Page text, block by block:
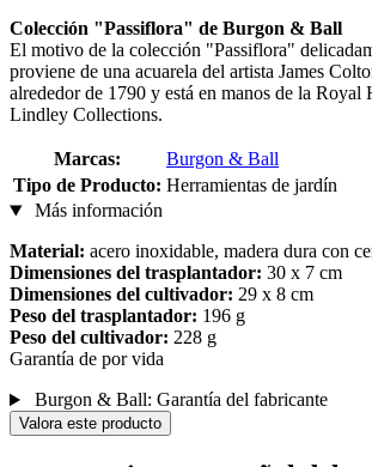
Colección "Passiflora" de Burgon & Ball
El motivo de la colección "Passiflora"
proviene de una acuarela del artista James
alrededor de 1790 y está en manos de la
Lindley Collections.
Marcas:
Burgon & Ball
Tipo de Producto: Herramientas de jardín
Más información
Material: acero inoxidable, madera dura con
Dimensiones del trasplantador: 30 x 7 cm
Dimensiones del cultivador: 29 x 8 cm
Peso del trasplantador: 196 g
Peso del cultivador: 228 g
Garantía de por vida
Burgon & Ball: Garantía del fabricante
Valora este producto